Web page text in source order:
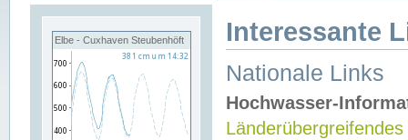
Elbe - Cuxhaven Steubenhöft Interessante
Nationale Links
Hochwasser-